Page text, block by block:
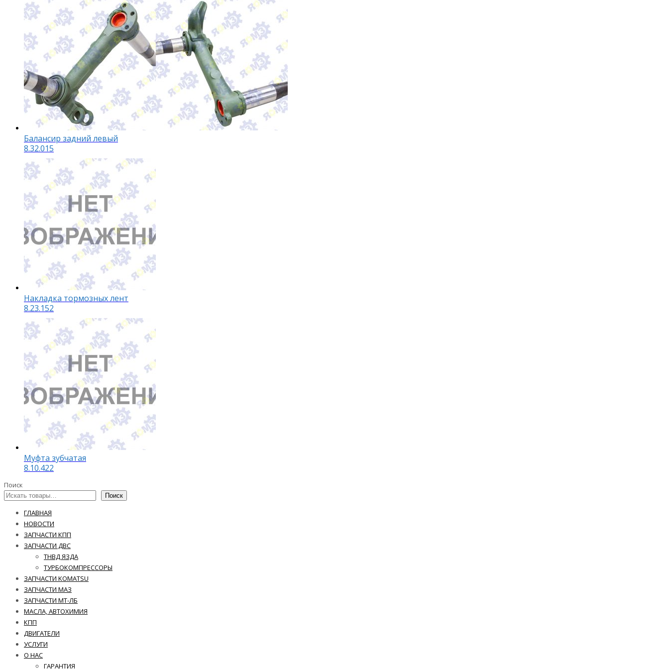
Балансир задний левый
8.32.015
Накладка тормозных лент
8.23.152
Муфта зубчатая
8.10.422
Поиск
Поиск
ГЛАВНАЯ
НОВОСТИ
ЗАПЧАСТИ КПП
ЗАПЧАСТИ ДВС
ТНВД ЯЗДА
ТУРБОКОМПРЕССОРЫ
ЗАПЧАСТИ KOMATSU
ЗАПЧАСТИ МАЗ
ЗАПЧАСТИ МТ-ЛБ
МАСЛА, АВТОХИМИЯ
КПП
ДВИГАТЕЛИ
УСЛУГИ
О НАС
ГАРАНТИЯ